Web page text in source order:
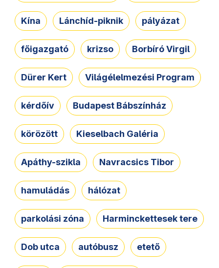
Kína Lánchíd-piknik pályázat
főigazgató krizso Borbíró Virgil
Dürer Kert Világélelmezési Program
kérdőív Budapest Bábszínház
körözött Kieselbach Galéria
Apáthy-szikla Navracsics Tibor
hamuládás hálózat
parkolási zóna Harminckettesek tere
Dob utca autóbusz etető